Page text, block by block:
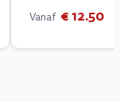
Vanaf € 12.50